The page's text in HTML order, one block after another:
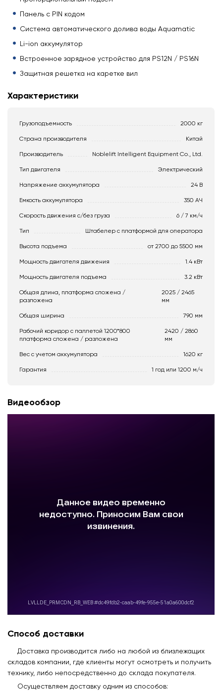
Панель с PIN кодом
Система автоматического долива воды Aquamatic
Li-ion аккумулятор
Встроенное зарядное устройство для PS12N / PS16N
Защитная решетка на каретке вил
Характеристики
Грузоподъемность 2000 кг
Страна производителя Китай
Производитель Noblelift Intelligent Equipment Co., Ltd.
Тип двигателя Электрический
Напряжение аккумулятора 24 В
Емкость аккумулятора 350 АЧ
Скорость движения c/без груза 6 / 7 км/ч
Тип Штабелер с платформой для оператора
Высота подъема от 2700 до 5500 мм
Мощность двигателя движения 1.4 кВт
Мощность двигателя подъема 3.2 кВт
Общая длина, платформа сложена /
разложена
2025 / 2465
мм
Общая ширина 790 мм
Рабочий коридор с паллетой 1200*800
платформа сложена / разложена
2420 / 2860
мм
Вес с учетом аккумулятора 1620 кг
Гарантия 1 год или 1200 м/ч
Видеообзор
Способ доставки
Доставка производится либо на любой из близлежащих
складов компании, где клиенты могут осмотреть и получить
технику, либо непосредственно до склада покупателя.
Осуществляем доставку одним из способов: